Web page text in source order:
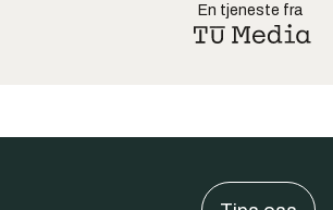
En tjeneste fra